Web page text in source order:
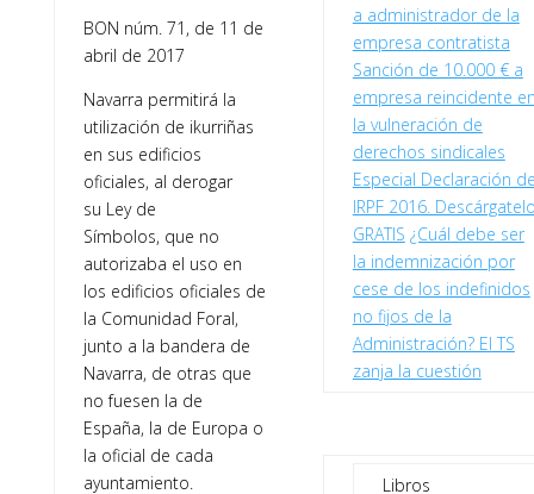
BON núm. 71, de 11 de
abril de 2017
Navarra permitirá la
utilización de ikurriñas
en sus edificios
oficiales, al derogar
su Ley de
Símbolos, que no
autorizaba el uso en
los edificios oficiales de
la Comunidad Foral,
junto a la bandera de
Navarra, de otras que
no fuesen la de
España, la de Europa o
la oficial de cada
ayuntamiento.
a administrador de la
empresa contratista
Sanción de 10.000 € a
empresa reincidente
la vulneración de
derechos sindicales
Especial Declaración
IRPF 2016.
GRATIS ¿Cuál debe ser
la indemnización por
cese de los indefinidos
no fijos de la
Administración? El TS
zanja la cuestión
Libros